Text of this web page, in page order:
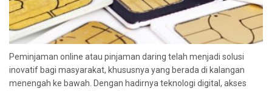
Peminjaman online atau pinjaman daring telah menjadi solusi
inovatif bagi masyarakat, khususnya yang berada di kalangan
menengah ke bawah. Dengan hadirnya teknologi digital, akses